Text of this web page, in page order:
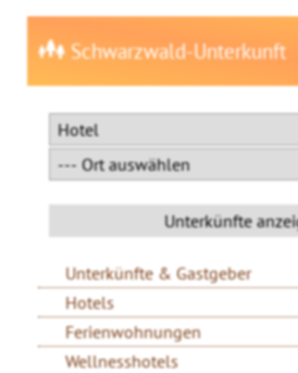
Schwarzwald-Unterkunft
Unterkünfte & Gastgeber
Hotels
Ferienwohnungen
Wellnesshotels